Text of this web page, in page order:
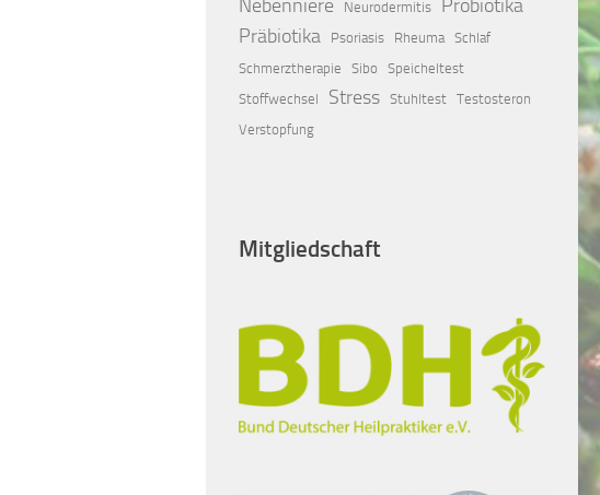
Nebenniere Neurodermitis
Probiotika
Präbiotika
Psoriasis Rheuma Schlaf
Schmerztherapie
Sibo
Speicheltest
Stoffwechsel
Stress Stuhltest Testosteron
Verstopfung
Mitgliedschaft